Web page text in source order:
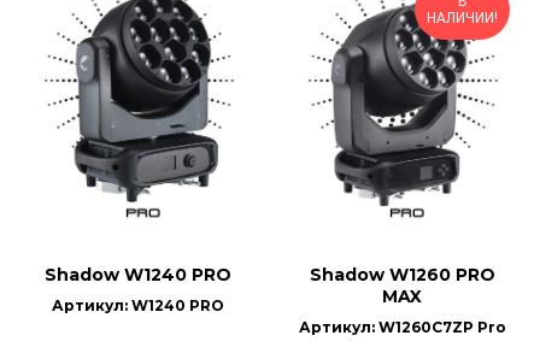
Shadow W1240 PRO
Артикул: W1240 PRO
НАЛИЧИИ!
Shadow W1260 PRO
MAX
Артикул: W1260C7ZP Pro